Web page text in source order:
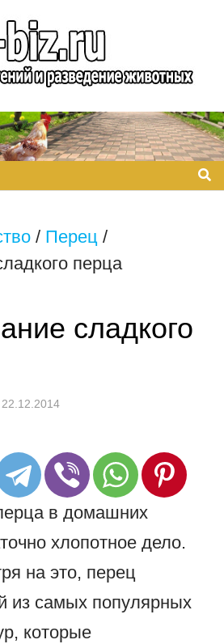
/ Перец/
перца
сладкого
22.12.2014
в домашних
хлопотное дело.
на это, перец
из самых популярных
которые